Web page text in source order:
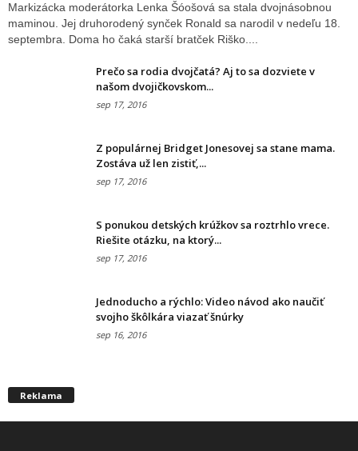
Markizácka moderátorka Lenka Šóošová sa stala dvojnásobnou
maminou. Jej druhorodený synček Ronald sa narodil v nedeľu 18.
septembra. Doma ho čaká starší bratček Riško....
Prečo sa rodia dvojčatá? Aj to sa dozviete v
našom dvojičkovskom...
sep 17, 2016
Z populárnej Bridget Jonesovej sa stane mama.
Zostáva už len zistiť,...
sep 17, 2016
S ponukou detských krúžkov sa roztrhlo vrece.
Riešite otázku, na ktorý...
sep 17, 2016
Jednoducho a rýchlo: Video návod ako naučiť
svojho škôlkára viazať šnúrky
sep 16, 2016
Reklama